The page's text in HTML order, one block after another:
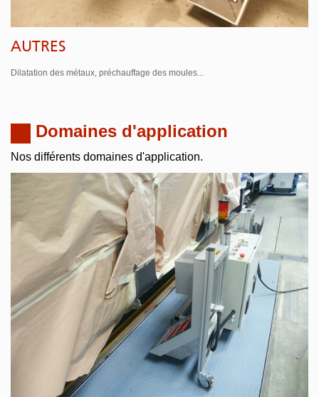
AUTRES
Dilatation des métaux, préchauffage des moules...
Domaines d'application
Nos différents domaines d'application.